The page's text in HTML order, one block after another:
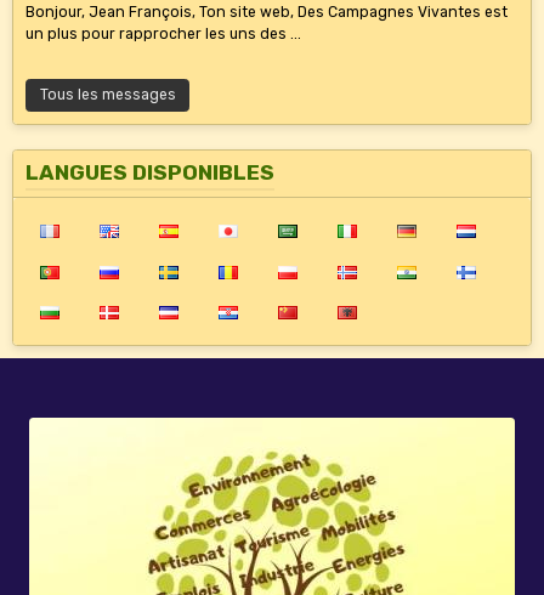
Bonjour, Jean François, Ton site web, Des Campagnes Vivantes est
un plus pour rapprocher les uns des ...
Tous les messages
LANGUES DISPONIBLES